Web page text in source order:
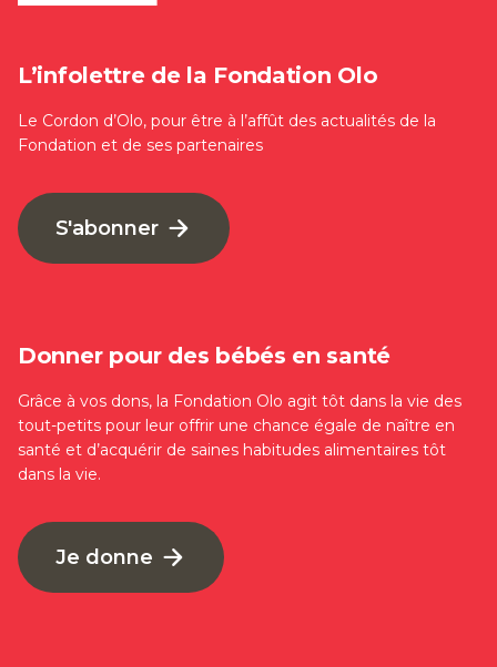
L’infolettre de la Fondation Olo
Le Cordon d’Olo, pour être à l’affût des actualités de la
Fondation et de ses partenaires
S'abonner
Donner pour des bébés en santé
Grâce à vos dons, la Fondation Olo agit tôt dans la vie des
tout-petits pour leur offrir une chance égale de naître en
santé et d’acquérir de saines habitudes alimentaires tôt
dans la vie.
Je donne